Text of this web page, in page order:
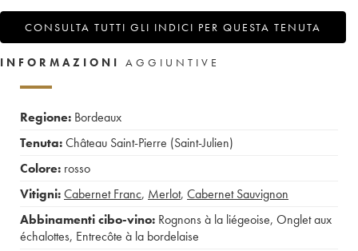
CONSULTA TUTTI GLI INDICI PER QUESTA TENUTA
INFORMAZIONI AGGIUNTIVE
Regione: Bordeaux
Tenuta:Château Saint-Pierre (Saint-Julien)
Colore: rosso
Vitigni:Cabernet Franc, Merlot, Cabernet Sauvignon
Abbinamenti cibo-vino: Rognons à la liégeoise, Onglet aux
échalottes, Entrecôte à la bordelaise